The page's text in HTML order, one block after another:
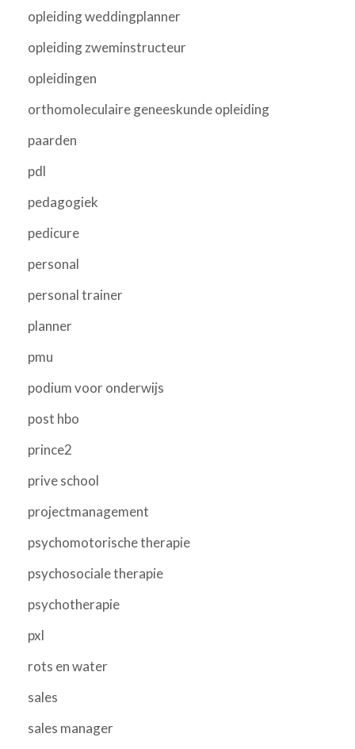
opleiding weddingplanner
opleiding zweminstructeur
opleidingen
orthomoleculaire geneeskunde opleiding
paarden
pdl
pedagogiek
pedicure
personal
personal trainer
planner
pmu
podium voor onderwijs
post hbo
prince2
prive school
projectmanagement
psychomotorische therapie
psychosociale therapie
psychotherapie
pxl
rots en water
sales
sales manager